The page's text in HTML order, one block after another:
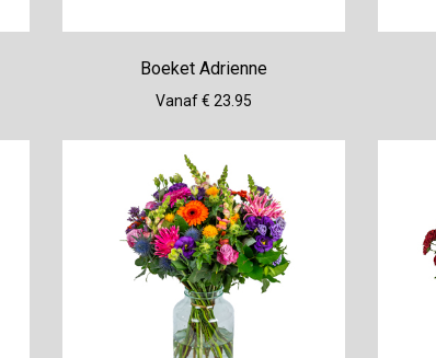
Boeket Adrienne
Vanaf € 23.95